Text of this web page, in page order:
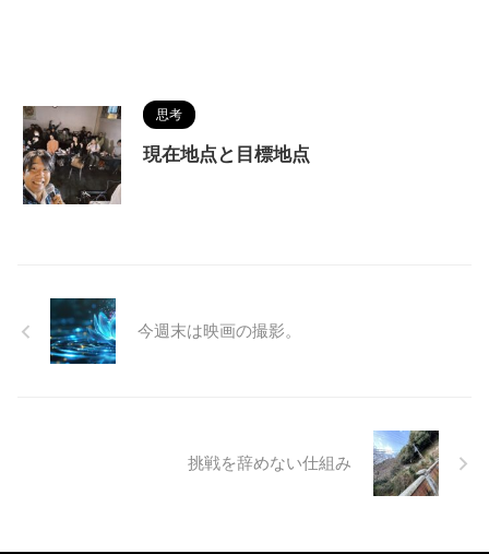
思考
現在地点と目標地点
今週末は映画の撮影。
挑戦を辞めない仕組み